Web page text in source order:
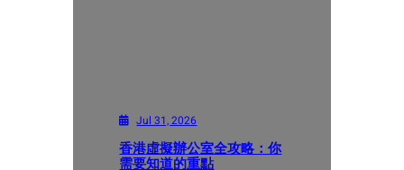
Jul 31, 2026
香港虛擬辦公室全攻略：你
需要知道的重點